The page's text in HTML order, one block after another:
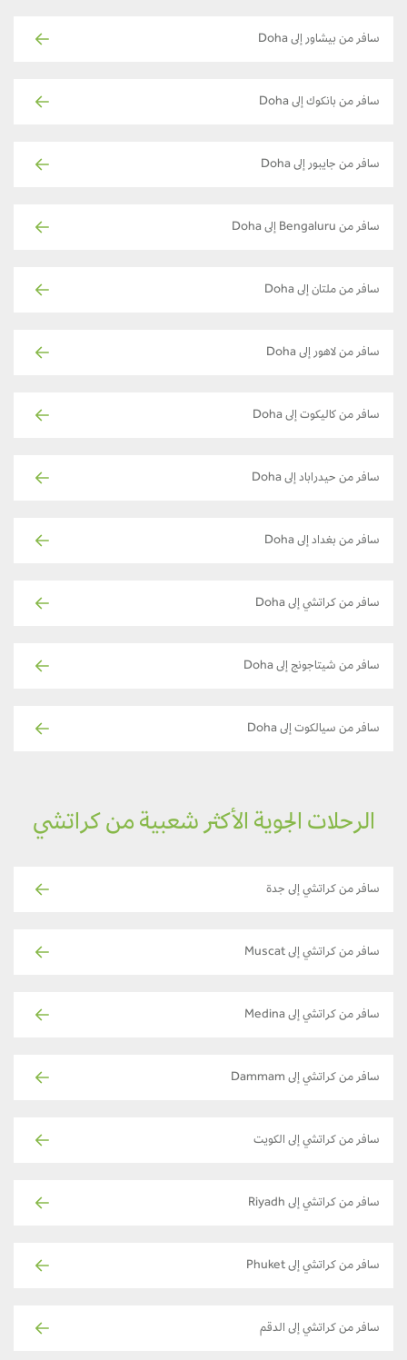
سافر من بيشاور إلى Doha
سافر من بانكوك إلى Doha
سافر من جايبور إلى Doha
سافر من Bengaluru إلى Doha
سافر من ملتان إلى Doha
سافر من لاهور إلى Doha
سافر من كاليكوت إلى Doha
سافر من حيدراباد إلى Doha
سافر من بغداد إلى Doha
سافر من كراتشي إلى Doha
سافر من شيتاجونج إلى Doha
سافر من سيالكوت إلى Doha
الرحلات الجوية الأكثر شعبية من كراتشي
سافر من كراتشي إلى جدة
سافر من كراتشي إلى Muscat
سافر من كراتشي إلى Medina
سافر من كراتشي إلى Dammam
سافر من كراتشي إلى الكويت
سافر من كراتشي إلى Riyadh
سافر من كراتشي إلى Phuket
سافر من كراتشي إلى الدقم